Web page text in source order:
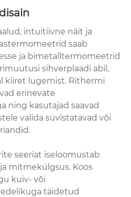
intuitiivne näit ja
saab
ja bimetalltermomeetrid
sihverplaadi abil,
kiiret lugemist. Rithermi
erinevate
ning kasutajad saavad
valida süvistatavad või
seeriat iseloomustab
mitmekülgsus. Koos
kuiv- või
täidetud